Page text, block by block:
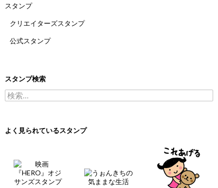
スタンプ
クリエイターズスタンプ
公式スタンプ
スタンプ検索
検索:
よく見られているスタンプ